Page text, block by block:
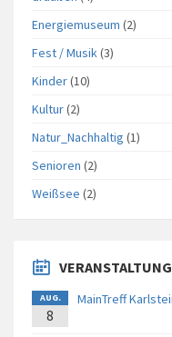
Energiemuseum (2)
Fest / Musik (3)
Kinder(10)
Kultur(2)
Natur_Nachhaltig (1)
Senioren (2)
Weißsee (2)
AUG.
8
MainTreff